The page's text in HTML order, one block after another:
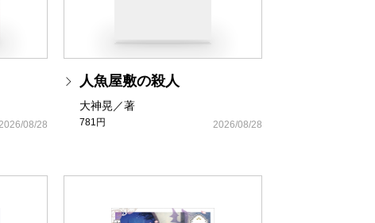
08/28
人魚屋敷の殺人
大神晃／著
781円 2026/08/28